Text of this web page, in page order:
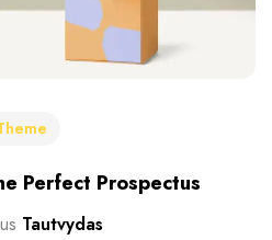
Perfect Prospectus
Tautvydas